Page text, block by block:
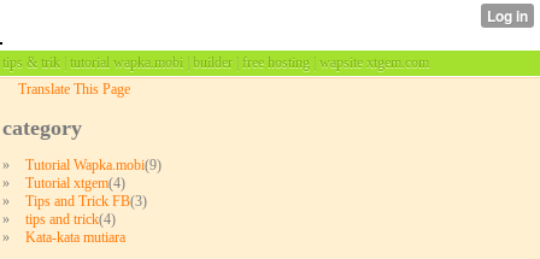
tips & trik | tutorial wapka.mobi | builder | free hosting | wapsite xtgem.com
Translate This Page
category
» Tutorial Wapka.mobi(9)
»
Tutorial xtgem(4)
»
Tips and Trick FB(3)
»
tips and trick(4)
»
Kata-kata mutiara